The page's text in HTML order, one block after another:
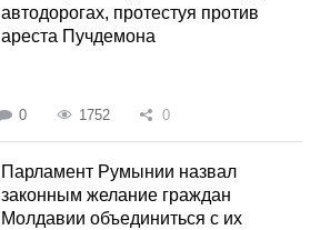
автодорогах, протестуя против
ареста Пучдемона
0 1752 0
Парламент Румынии назвал
законным желание граждан
Молдавии объединиться с их